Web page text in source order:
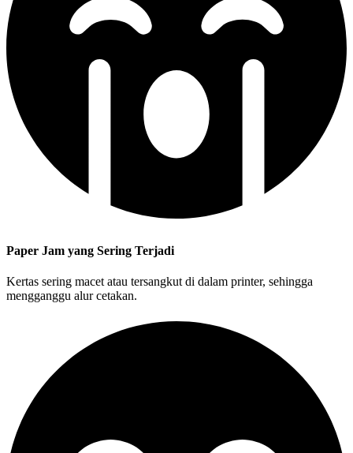
Paper Jam yang Sering Terjadi
Kertas sering macet atau tersangkut di dalam printer, sehingga
mengganggu alur cetakan.